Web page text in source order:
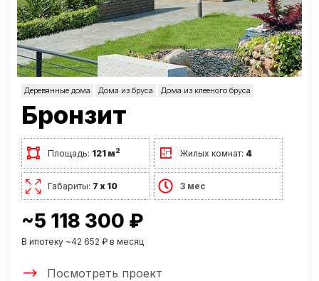
Деревянные дома Дома из бруса Дома из клееного бруса
Бронзит
Площадь: 121 м2 Жилых комнат: 4
Габариты: 7 х 10 3 мес
~5 118 300 ₽
В ипотеку ~42 652 ₽ в месяц
Посмотреть проект